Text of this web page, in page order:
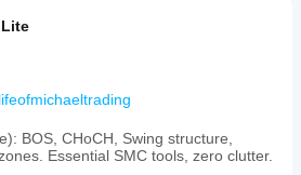
个波动时重新评估；如果再次满足
为破损，无论此设置为是或否，区
：
Lite
lifeofmichaeltrading
BOS, CHoCH, Swing structure,
Essential SMC tools, zero clutter.